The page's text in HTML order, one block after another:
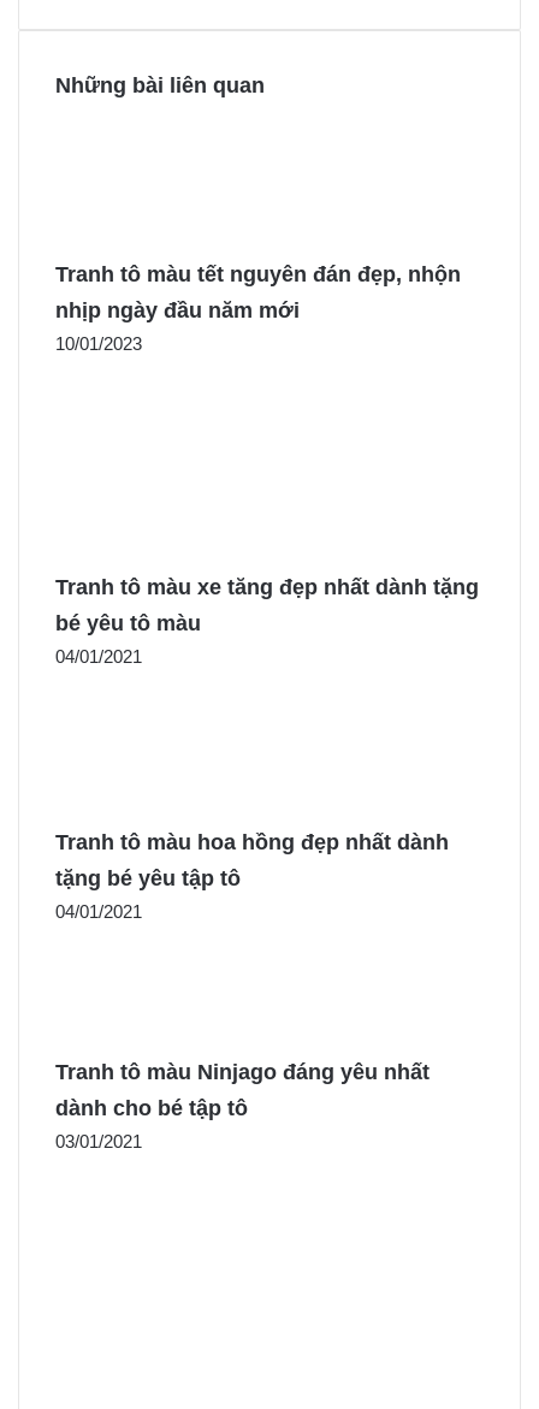
Những bài liên quan
Tranh tô màu tết nguyên đán đẹp, nhộn
nhịp ngày đầu năm mới
10/01/2023
Tranh tô màu xe tăng đẹp nhất dành tặng
bé yêu tô màu
04/01/2021
Tranh tô màu hoa hồng đẹp nhất dành
tặng bé yêu tập tô
04/01/2021
Tranh tô màu Ninjago đáng yêu nhất
dành cho bé tập tô
03/01/2021